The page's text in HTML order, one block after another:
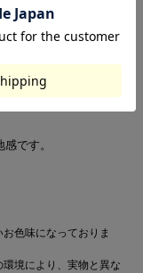
フレアーパンツで
って広がるフレアー
めです。
です。
色味になっておりま
境により、実物と異な